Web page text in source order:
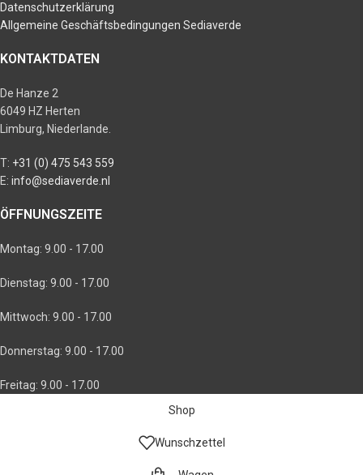
Datenschutzerklärung
Allgemeine Geschäftsbedingungen Sediaverde
KONTAKTDATEN
De Hanze 2
6049 HZ Herten
Limburg, Niederlande.
T: +31 (0) 475 543 559
E: info@sediaverde.nl
ÖFFNUNGSZEITE
Montag: 9.00 - 17.00
Dienstag: 9.00 - 17.00
Mittwoch: 9.00 - 17.00
Donnerstag: 9.00 - 17.00
Freitag: 9.00 - 17.00
Shop
Wunschzettel